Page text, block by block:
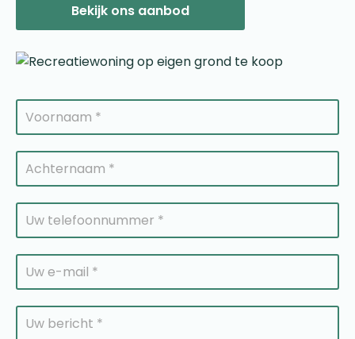
Bekijk ons aanbod